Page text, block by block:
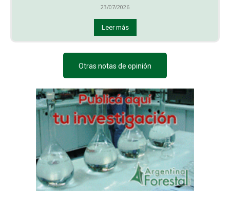
23/07/2026
Leer más
Otras notas de opinión